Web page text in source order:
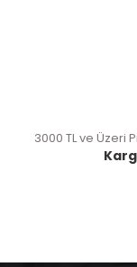
3000 TL ve Üzeri